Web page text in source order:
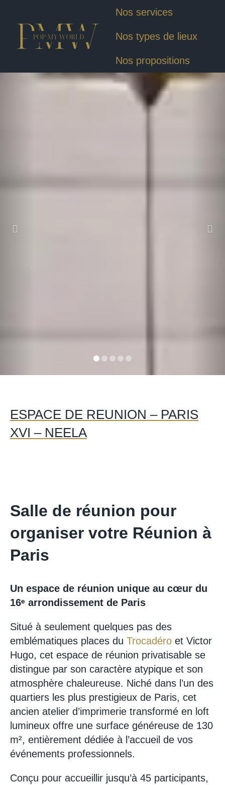
Nos services
Nos types de lieux
Nos propositions
ESPACE DE REUNION – PARIS
XVI – NEELA
Salle de réunion pour
organiser votre Réunion à
Paris
Un espace de réunion unique au cœur du
16ᵉ arrondissement de Paris
Situé à seulement quelques pas des
emblématiques places du Trocadéro et Victor
Hugo, cet espace de réunion privatisable se
distingue par son caractère atypique et son
atmosphère chaleureuse. Niché dans l’un des
quartiers les plus prestigieux de Paris, cet
ancien atelier d’imprimerie transformé en loft
lumineux offre une surface généreuse de 130
m², entièrement dédiée à l’accueil de vos
événements professionnels.
Conçu pour accueillir jusqu’à 45 participants,